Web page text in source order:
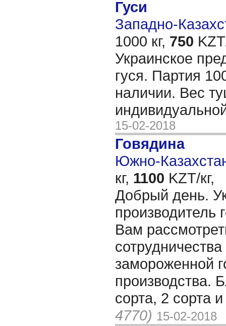
Гуси
Западно-
1000 кг, 750
Украинское
гуся. Партия
наличии. Вес
15-02-2018
Говядина
Южно-
кг, 1100 KZT/кг,
Добрый день.
производитель
Вам
замороженной
производства.
сорта, 2 сорта
4770) 15-02-2018